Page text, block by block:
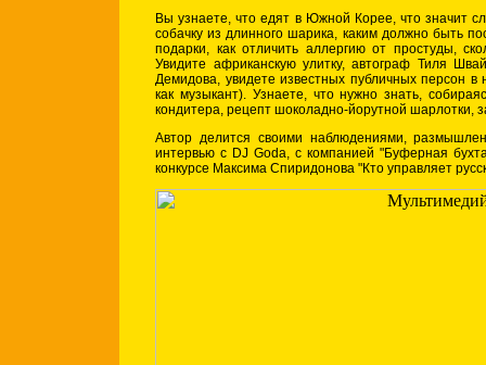
Вы узнаете, что едят в Южной Корее, что значит
собачку из длинного шарика, каким должно быть
подарки, как отличить аллергию от простуды,
Увидите африканскую улитку, автограф Тиля
Демидова, увидете известных публичных персон
как музыкант). Узнаете, что нужно знать,
кондитера, рецепт шоколадно-йорутной шарлотки,
Автор делится своими наблюдениями,
интервью с DJ Goda, с компанией "Буферная
конкурсе Максима Спиридонова "Кто управляет